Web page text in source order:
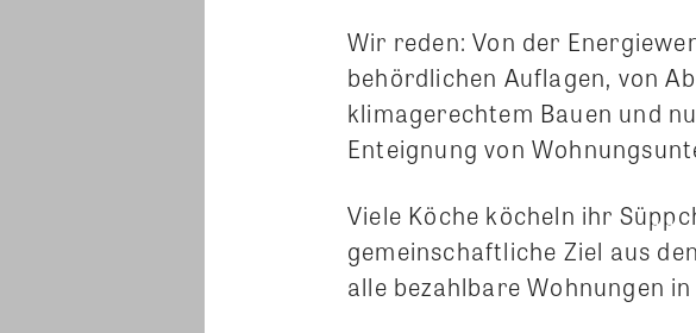
Wir reden: Von der
behördlichen Auflagen, von
klimagerechtem Bauen und
Enteignung von
Viele Köche köcheln ihr
gemeinschaftliche Ziel aus
alle bezahlbare Wohnungen